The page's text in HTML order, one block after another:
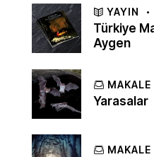
YAYIN
Türkiye
Aygen
MAKALE
Yarasalar
MAKALE